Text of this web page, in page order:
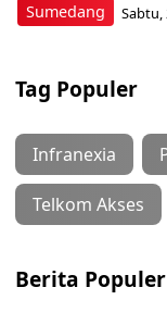
Sumedang Sabtu,
Tag Populer
Infranexia
Telkom Akses
Berita Populer